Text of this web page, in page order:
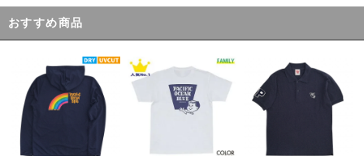
おすすめ商品